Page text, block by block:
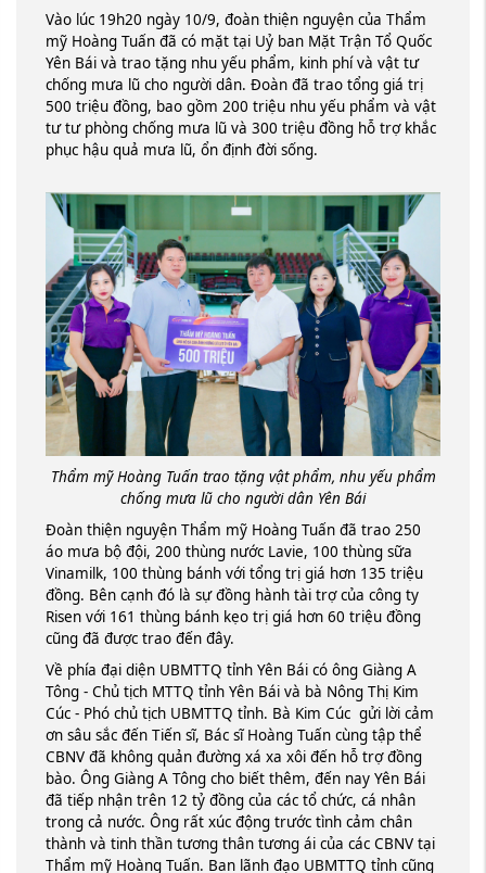
Vào lúc 19h20 ngày 10/9, đoàn thiện nguyện của Thẩm
mỹ Hoàng Tuấn đã có mặt tại Uỷ ban Mặt Trận Tổ Quốc
Yên Bái và trao tặng nhu yếu phẩm, kinh phí và vật tư
chống mưa lũ cho người dân. Đoàn đã trao tổng giá trị
500 triệu đồng, bao gồm 200 triệu nhu yếu phẩm và vật
tư tư phòng chống mưa lũ và 300 triệu đồng hỗ trợ khắc
phục hậu quả mưa lũ, ổn định đời sống.
Thẩm mỹ Hoàng Tuấn trao tặng vật phẩm, nhu yếu phẩm
chống mưa lũ cho người dân Yên Bái
Đoàn thiện nguyện Thẩm mỹ Hoàng Tuấn đã trao 250
áo mưa bộ đội, 200 thùng nước Lavie, 100 thùng sữa
Vinamilk, 100 thùng bánh với tổng trị giá hơn 135 triệu
đồng. Bên cạnh đó là sự đồng hành tài trợ của công ty
Risen với 161 thùng bánh kẹo trị giá hơn 60 triệu đồng
cũng đã được trao đến đây.
Về phía đại diện UBMTTQ tỉnh Yên Bái có ông Giàng A
Tông - Chủ tịch MTTQ tỉnh Yên Bái và bà Nông Thị Kim
Cúc - Phó chủ tịch UBMTTQ tỉnh. Bà Kim Cúc gửi lời cảm
ơn sâu sắc đến Tiến sĩ, Bác sĩ Hoàng Tuấn cùng tập thể
CBNV đã không quản đường xá xa xôi đến hỗ trợ đồng
bào. Ông Giàng A Tông cho biết thêm, đến nay Yên Bái
đã tiếp nhận trên 12 tỷ đồng của các tổ chức, cá nhân
trong cả nước. Ông rất xúc động trước tình cảm chân
thành và tinh thần tương thân tương ái của các CBNV tại
Thẩm mỹ Hoàng Tuấn. Ban lãnh đạo UBMTTQ tỉnh cũng